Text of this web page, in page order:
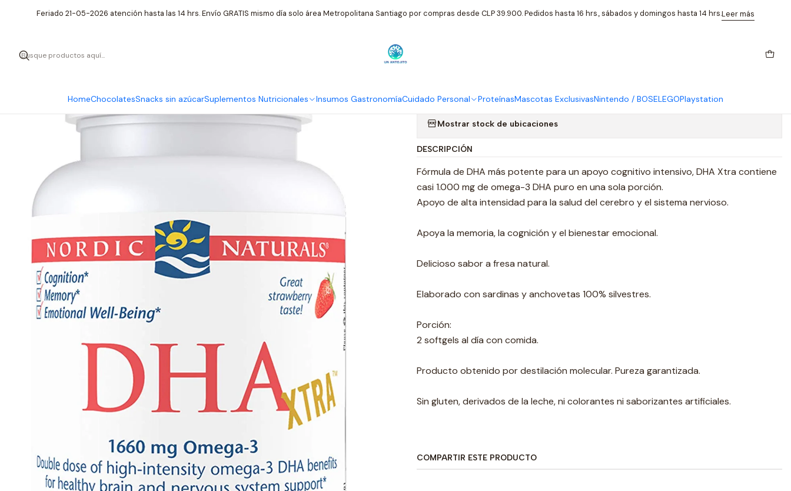
HomeChocolatesSnacks sin azúcarSuplementos Nutricionales Insumos GastronomíaCuidado Personal ProteínasMascotas ExclusivasNintendo / BOSELEGOPlaystation
Feriado 21-05-2026 atención hasta las 14 hrs. Envío GRATIS mismo día solo área Metropolitana Santiago por compras desde CLP 39.900. Pedidos hasta 16 hrs., sábados y domingos hasta 14 hrs.Leer más
Inicio Suplementos Nutricionales Nordic Naturals Omega 3 Triglicerido Dha Xtra 1660 Mg 60 Cap Nordic Naturals
Omega 3 Triglicerido Dha Xtra 1660 Mg 60
Mostrar stock de ubicaciones
DESCRIPCIÓN
Fórmula de DHA más potente para un apoyo cognitivo intensivo, DHA Xtra contiene
casi 1.000 mg de omega-3 DHA puro en una sola porción.
Apoyo de alta intensidad para la salud del cerebro y el sistema nervioso.
Apoya la memoria, la cognición y el bienestar emocional.
Delicioso sabor a fresa natural.
Elaborado con sardinas y anchovetas 100% silvestres.
Porción:
2 softgels al día con comida.
Producto obtenido por destilación molecular. Pureza garantizada.
Sin gluten, derivados de la leche, ni colorantes ni saborizantes artificiales.
COMPARTIR ESTE PRODUCTO